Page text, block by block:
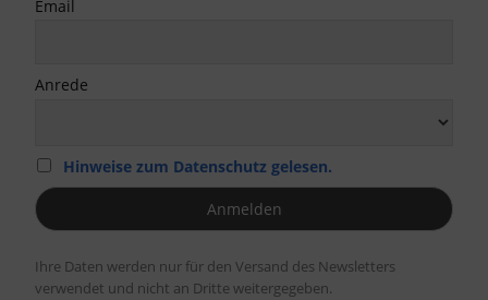
Email
Anrede
Hinweise zum Datenschutz gelesen.
Ihre Daten werden nur für den Versand des Newsletters
verwendet und nicht an Dritte weitergegeben.